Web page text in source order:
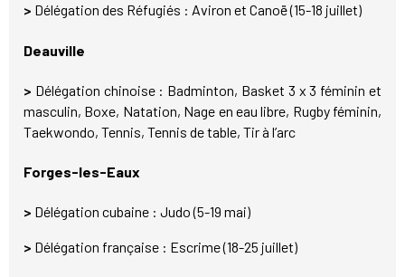
> Délégation des Réfugiés : Aviron et Canoë (15-18 juillet)
Deauville
> Délégation chinoise : Badminton, Basket 3 x 3 féminin et
masculin, Boxe, Natation, Nage en eau libre, Rugby féminin,
Taekwondo, Tennis, Tennis de table, Tir à l’arc
Forges-les-Eaux
> Délégation cubaine : Judo (5-19 mai)
> Délégation française : Escrime (18-25 juillet)